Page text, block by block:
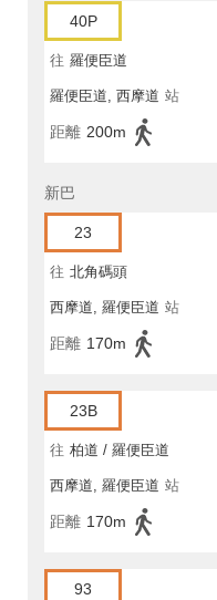
40P
往 羅便臣道
羅便臣道, 西摩道 站
距離 200m
新巴
23
往 北角碼頭
西摩道, 羅便臣道 站
距離 170m
23B
往 柏道 / 羅便臣道
西摩道, 羅便臣道 站
距離 170m
93